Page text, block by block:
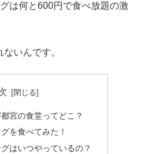
は何と600円で食べ放題の激
いんです。
宮の食堂ってどこ？
を食べてみた！
はいつやっているの？